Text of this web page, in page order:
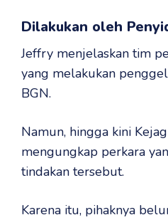
Dilakukan oleh
Jeffry menjelaskan tim
yang melakukan
BGN.
Namun, hingga kini
mengungkap perkara
tindakan tersebut.
Karena itu, pihaknya